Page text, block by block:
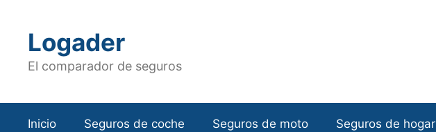
contenidoLogader
El comparador de seguros
Inicio Seguros de coche Seguros de moto Seguros de hogar